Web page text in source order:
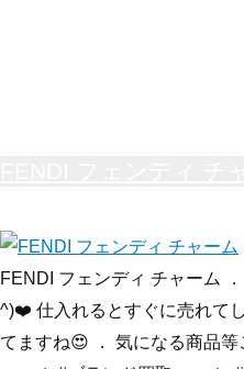
FENDI フェンディ チャーム
^)❤️ 仕入れるとすぐに売れて
てますね😍 ． 気になる商品